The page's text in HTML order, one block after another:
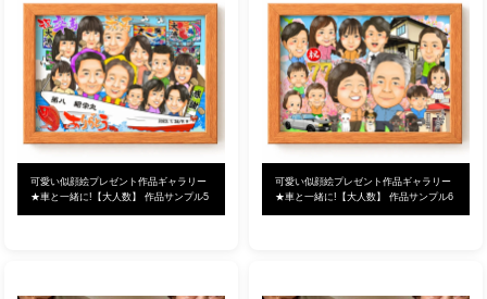
可愛い似顔絵プレゼント作品ギャラリー
★車と一緒に!【大人数】 作品サンプル5
可愛い似顔絵プレゼント作品ギャラリー
★車と一緒に!【大人数】 作品サンプル6